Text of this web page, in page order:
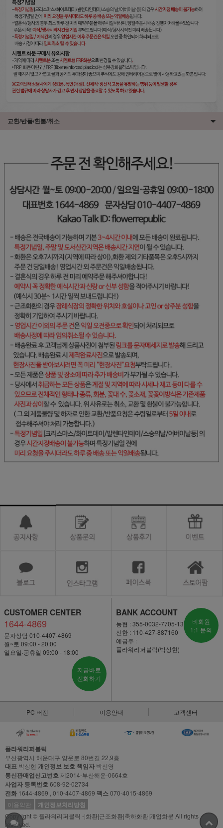
교환/반품/환불/취소
CUSTOMER CENTER
1644-4869
문자상담 010-4407-4869
월~토 09:00 - 20:00
일요일·공휴일 09:00 - 18:00
지금바로
전화하기
BANK ACCOUNT
농협 : 355-0032-7705-13
신한 : 110-427-887160
예금주 :
플라워리퍼블릭(박상현)
비회원
1:1 문의
PC 버전 이용안내 고객센터
플라워리퍼블릭
부산광역시 해운대구 양운로 80번길 22,9층
대표 박상현 개인정보 보호 책임자 박신영
통신판매업신고번호제2014-부산해운-0664호
사업자 등록번호608-92-02734
전화 1644-4869 , 010-4407-4869 팩스070-4015-4869
이용약관
개인정보처리방침
Copyright © 플라워리퍼블릭 -|화환|근조화환|축하화환|개업화분 All rights
reserved.